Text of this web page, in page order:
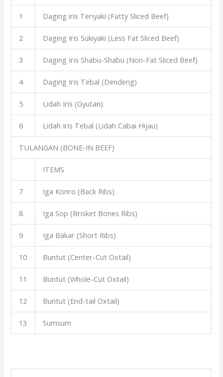
1 Daging iris Teriyaki (Fatty Sliced Beef)
2 Daging Iris Sukiyaki (Less Fat Sliced Beef)
3 Daging Iris Shabu-Shabu (Non-Fat Sliced Beef)
4 Daging Iris Tebal (Dendeng)
5 Lidah Iris (Gyutan)
6 Lidah Iris Tebal (Lidah Cabai Hijau)
TULANGAN (BONE-IN BEEF)
ITEMS
7 Iga Konro (Back Ribs)
8 Iga Sop (Brisket Bones Ribs)
9 Iga Bakar (Short Ribs)
10 Buntut (Center-Cut Oxtail)
11 Buntut (Whole-Cut Oxtail)
12 Buntut (End-tail Oxtail)
13 Sumsum